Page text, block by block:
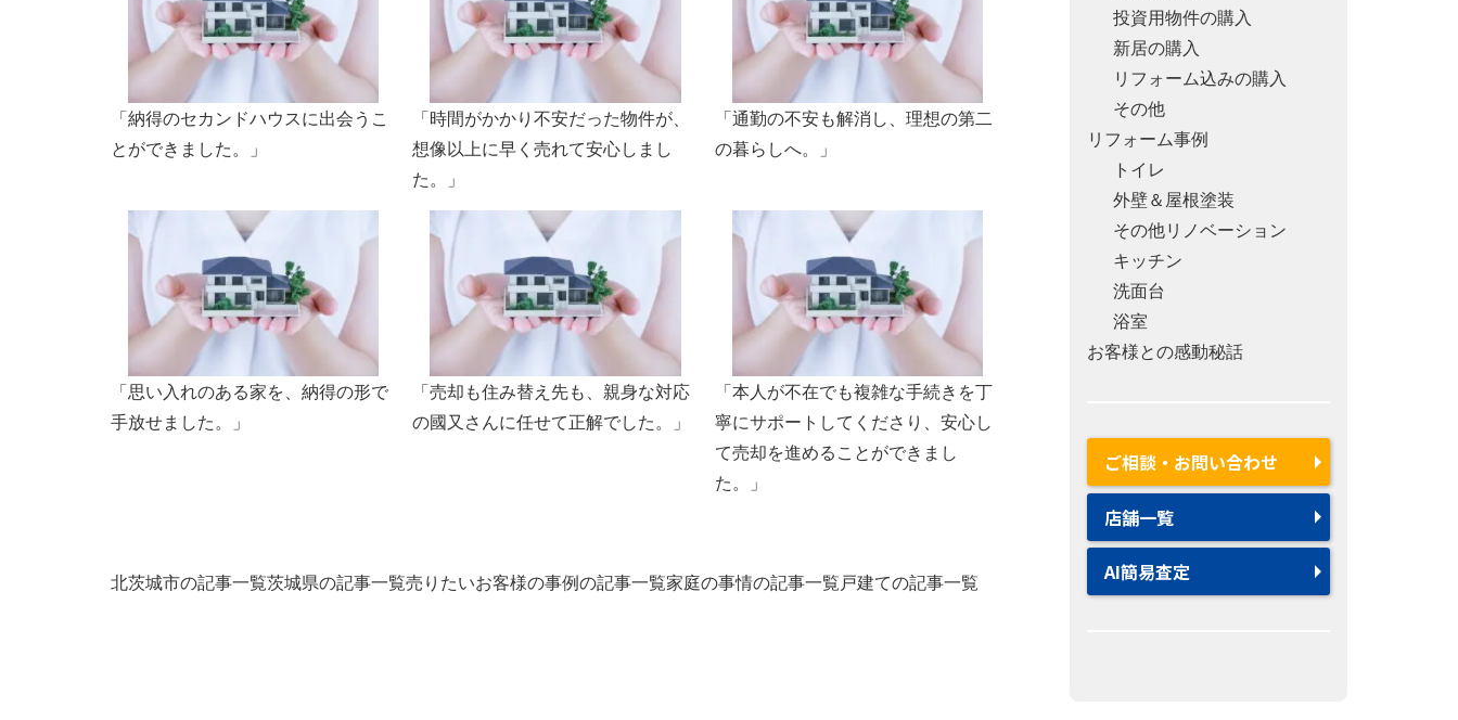
「納得のセカンドハウスに出会うこ
とができました。」
「時間がかかり不安だった物件が、
想像以上に早く売れて安心しまし
た。」
「通勤の不安も解消し、理想の第二
の暮らしへ。」
「思い入れのある家を、納得の形で
手放せました。」
「売却も住み替え先も、親身な対応
の國又さんに任せて正解でした。」
「本人が不在でも複雑な手続きを丁
寧にサポートしてくださり、安心し
て売却を進めることができまし
た。」
北茨城市の記事一覧茨城県の記事一覧売りたいお客様の事例の記事一覧家庭の事情の記事一覧 戸建ての記事一覧
投資用物件の購入
新居の購入
リフォーム込みの購入
その他
リフォーム事例
トイレ
外壁＆屋根塗装
その他リノベーション
キッチン
洗面台
浴室
お客様との感動秘話
ご相談・お問い合わせ
店舗一覧
AI簡易査定